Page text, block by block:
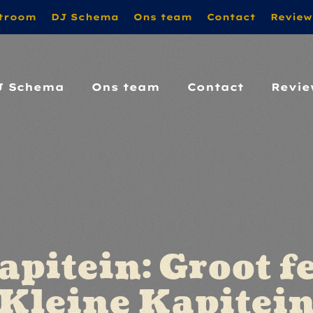
MET VRIENDELIJKE GROET VAN PATRICK
DJ Schema Ons team Contact Review
Schema Ons team Contact
Groot